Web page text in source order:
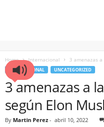
Home Internacional 3 amenazas
INTERNACIONAL UNCATEGORIZED
3 amenazas a
según Elon
By Martin Perez - abril 10, 2022